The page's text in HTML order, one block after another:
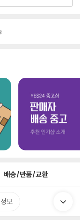
배송/반품/교환
보